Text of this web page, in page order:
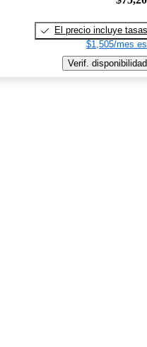
El precio incluye tasas
$1,505/mes
Verif. disponibilidad